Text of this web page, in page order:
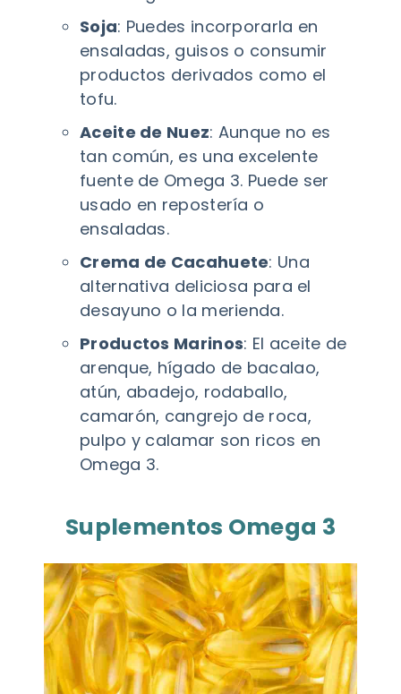
Soja: Puedes incorporarla en
ensaladas, guisos o consumir
productos derivados como el
tofu.
Aceite de Nuez: Aunque no es
tan común, es una excelente
fuente de Omega 3. Puede ser
usado en repostería o
ensaladas.
Crema de Cacahuete: Una
alternativa deliciosa para el
desayuno o la merienda.
Productos Marinos: El aceite de
arenque, hígado de bacalao,
atún, abadejo, rodaballo,
camarón, cangrejo de roca,
pulpo y calamar son ricos en
Omega 3.
Suplementos Omega 3